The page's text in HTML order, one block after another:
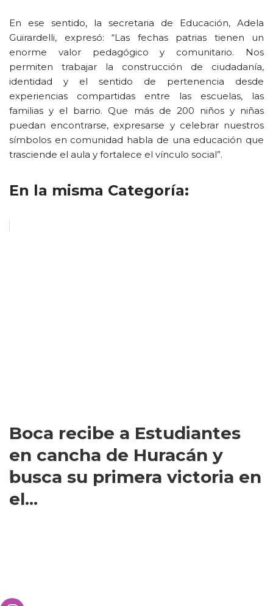
En ese sentido, la secretaria de Educación, Adela
Guirardelli, expresó: “Las fechas patrias tienen un
enorme valor pedagógico y comunitario. Nos
permiten trabajar la construcción de ciudadanía,
identidad y el sentido de pertenencia desde
experiencias compartidas entre las escuelas, las
familias y el barrio. Que más de 200 niños y niñas
puedan encontrarse, expresarse y celebrar nuestros
símbolos en comunidad habla de una educación que
trasciende el aula y fortalece el vínculo social”.
En la misma Categoría:
Boca recibe a Estudiantes
en cancha de Huracán y
busca su primera victoria en
el...